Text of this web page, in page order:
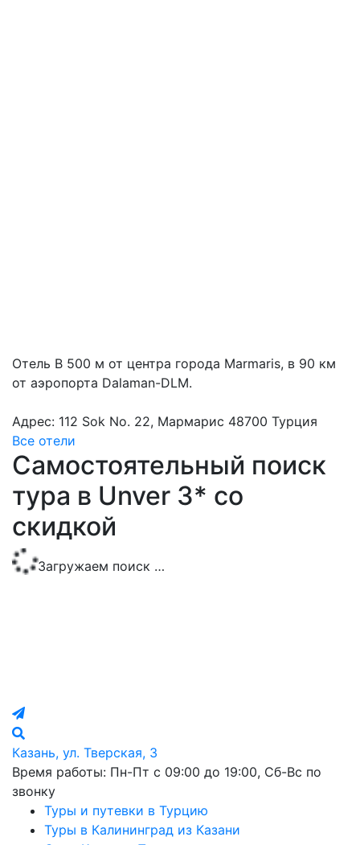
Отель В 500 м от центра города Marmaris, в 90 км
от аэропорта Dalaman-DLM.
Адрес: 112 Sok No. 22, Мармарис 48700 Турция
Все отели
Самостоятельный поиск
тура в Unver 3* со
скидкой
Загружаем поиск …
Казань, ул. Тверская, 3
Время работы: Пн-Пт с 09:00 до 19:00, Сб-Вс по
звонку
Туры и путевки в Турцию
Туры в Калининград из Казани